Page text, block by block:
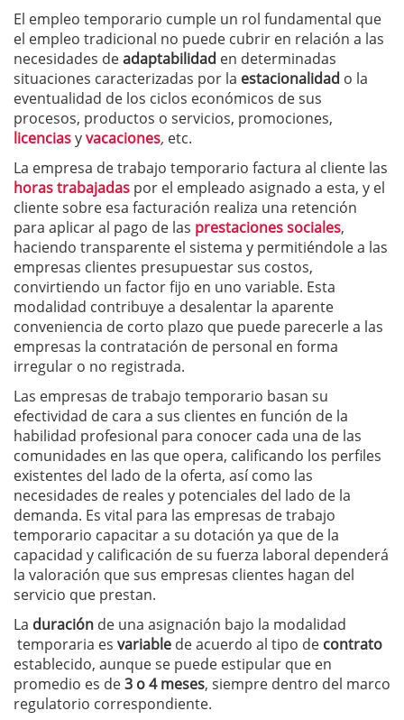
El empleo temporario cumple un rol fundamental que
el empleo tradicional no puede cubrir en relación a las
necesidades deadaptabilidad en determinadas
situaciones caracterizadas por la estacionalidad o la
eventualidad de los ciclos económicos de sus
procesos, productos o servicios, promociones,
licenciasyvacaciones, etc.
La empresa de trabajo temporario factura al cliente las
horas trabajadas por el empleado asignado a esta, y el
cliente sobre esa facturación realiza una retención
para aplicar al pago de las prestacionessociales,
haciendo transparente el sistema y permitiéndole a las
empresas clientes presupuestar sus costos,
convirtiendo un factor fijo en uno variable. Esta
modalidad contribuye a desalentar la aparente
conveniencia de corto plazo que puede parecerle a las
empresas la contratación de personal en forma
irregular o no registrada.
Las empresas de trabajo temporario basan su
efectividad de cara a sus clientes en función de la
habilidad profesional para conocer cada una de las
comunidades en las que opera, calificando los perfiles
existentes del lado de la oferta, así como las
necesidades de reales y potenciales del lado de la
demanda. Es vital para las empresas de trabajo
temporario capacitar a su dotación ya que de la
capacidad y calificación de su fuerza laboral dependerá
la valoración que sus empresas clientes hagan del
servicio que prestan.
La duración de una asignación bajo la modalidad
temporaria es variable de acuerdo al tipo de contrato
establecido, aunque se puede estipular que en
promedio es de3 o 4 meses, siempre dentro del marco
regulatorio correspondiente.